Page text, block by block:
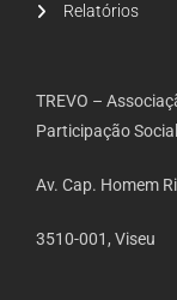
Relatórios
TREVO –
Participação Social
Av. Cap. Homem
3510-001, Viseu